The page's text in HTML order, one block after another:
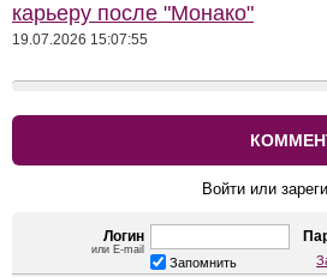
карьеру после "Монако"
19.07.2026 15:07:55
Войти или
Логин
или E-mail
Запомнить